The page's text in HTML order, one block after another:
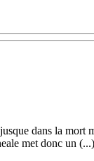
dans la mort
met donc un (...)